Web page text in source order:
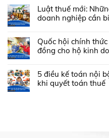
Luật thuế mới:
doanh nghiệp cần
Quốc hội chính
đồng cho hộ kinh
5 điều kế toán nội
khi quyết toán thuế